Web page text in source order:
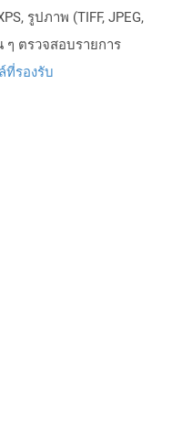
รูปภาพ (TIFF, JPEG,
ๆ ตรวจสอบรายการ
ที่รองรับ